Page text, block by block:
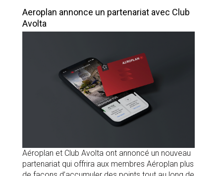
Aeroplan annonce un partenariat avec Club
Avolta
Aéroplan et Club Avolta ont annoncé un nouveau
partenariat qui offrira aux membres Aéroplan plus